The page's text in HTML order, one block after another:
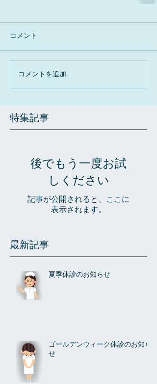
コメント
コメントを追加…
特集記事
後でもう一度お試
しください
記事が公開されると、ここに
表示されます。
最新記事
夏季休診のお知らせ
ゴールデンウィーク休診のお知ら
せ